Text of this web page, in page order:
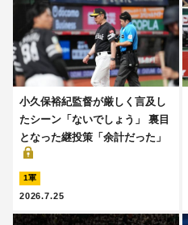
小久保裕紀監督が厳しく言及し
たシーン「ないでしょう」 裏目
となった継投策「余計だった」
1軍
2026.7.25